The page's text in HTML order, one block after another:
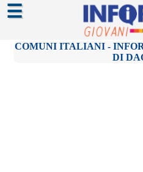
☰
COMUNI ITALIANI -
DI